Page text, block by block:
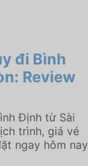
đi Bình
Review
Định từ Sài
trình, giá vé
ngay hôm nay